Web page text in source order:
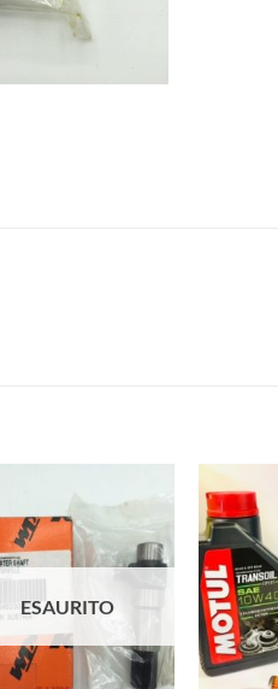
Aggiungi
alla lista
dei
ESAURITO